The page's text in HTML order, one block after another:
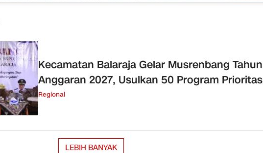
Kecamatan Balaraja Gelar Musrenbang Tahun
Anggaran 2027, Usulkan 50 Program Prioritas
Regional
LEBIH BANYAK